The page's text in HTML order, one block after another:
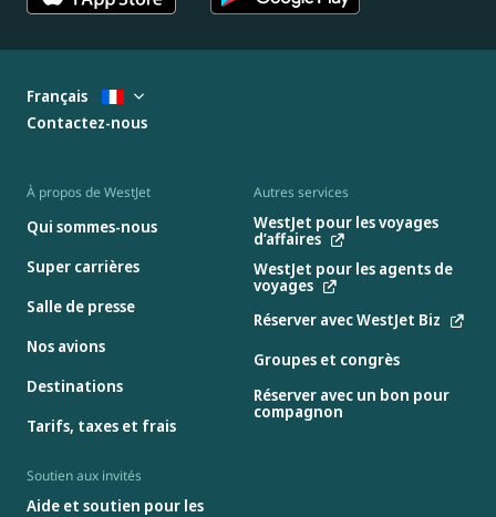
À propos de WestJet
Qui sommes-nous
Super carrières
Salle de presse
Nos avions
Destinations
Tarifs, taxes et frais
Autres services
WestJet pour les voyages
d’affaires
WestJet pour les agents de
voyages
Réserver avec WestJet Biz
Groupes et congrès
Réserver avec un bon pour
compagnon
Soutien aux invités
Aide et soutien pour les
Français
Contactez-nous